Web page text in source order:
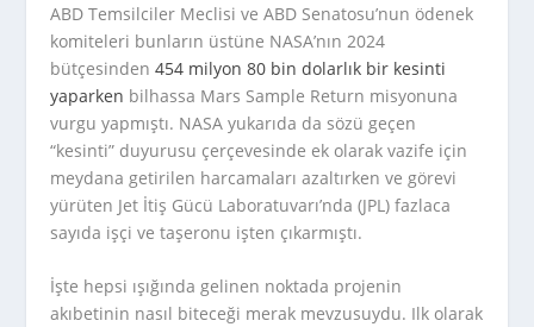
ABD Temsilciler Meclisi ve ABD Senatosu’nun ödenek
komiteleri bunların üstüne NASA’nın 2024
bütçesinden454 milyon 80 bin dolarlık bir kesinti
yaparken bilhassa Mars Sample Return misyonuna
vurgu yapmıştı. NASA yukarıda da sözü geçen
“kesinti” duyurusu çerçevesinde ek olarak vazife için
meydana getirilen harcamaları azaltırken ve görevi
yürüten Jet İtiş Gücü Laboratuvarı’nda (JPL) fazlaca
sayıda işçi ve taşeronu işten çıkarmıştı.
İşte hepsi ışığında gelinen noktada projenin
akıbetinin nasıl biteceği merak mevzusuydu. Ilk olarak